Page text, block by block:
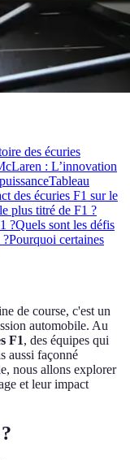
des écuries
: L’innovation
Tableau
des écuries F1 sur le
plus titré de F1 ?
?Quels sont les défis
?Pourquoi certaines
de course, c'est un
automobile. Au
F1, des équipes qui
aussi façonné
nous allons explorer
et leur impact